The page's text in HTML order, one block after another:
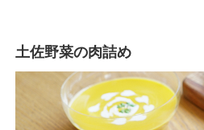
土佐野菜の肉詰め